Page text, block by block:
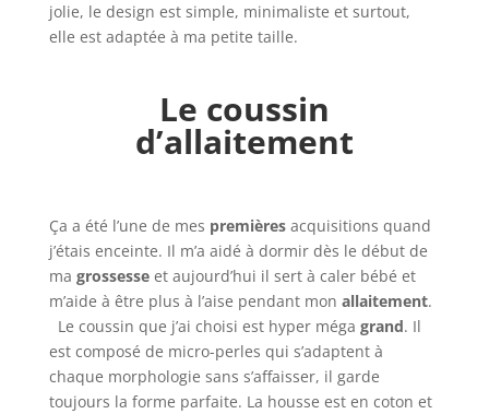
jolie, le design est simple, minimaliste et surtout,
elle est adaptée à ma petite taille.
Le coussin
d’allaitement
Ça a été l’une de mes premièresacquisitions quand
j’étais enceinte. Il m’a aidé à dormir dès le début de
ma grossesseet aujourd’hui il sert à caler bébé et
m’aide à être plus à l’aise pendant mon allaitement.
Le coussin que j’ai choisi est hyper méga grand. Il
est composé de micro-perles qui s’adaptent à
chaque morphologie sans s’affaisser, il garde
toujours la forme parfaite. La housse est en coton et